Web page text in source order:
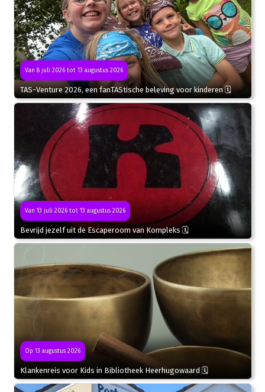
Van 8 juli 2026 tot 13 augustus 2026
TAS-Venture 2026, een fanTAStische beleving voor kinderen 🗓
Van 13 juli 2026 tot 13 augustus 2026
Bevrijd jezelf uit de Escaperoom van Kompleks 🗓
Op 13 augustus 2026
Klankenreis voor Kids in Bibliotheek Heerhugowaard 🗓